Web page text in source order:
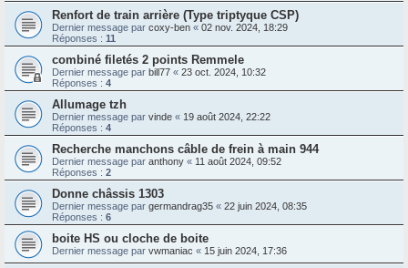
Renfort de train arrière (Type triptyque CSP)
Dernier message par coxy-ben « 02 nov. 2024, 18:29
Réponses : 11
combiné filetés 2 points Remmele
Dernier message par bill77 « 23 oct. 2024, 10:32
Réponses : 4
Allumage tzh
Dernier message par vinde « 19 août 2024, 22:22
Réponses : 4
Recherche manchons câble de frein à main 944
Dernier message par anthony « 11 août 2024, 09:52
Réponses : 2
Donne châssis 1303
Dernier message par germandrag35 « 22 juin 2024, 08:35
Réponses : 6
boite HS ou cloche de boite
Dernier message par vwmaniac « 15 juin 2024, 17:36